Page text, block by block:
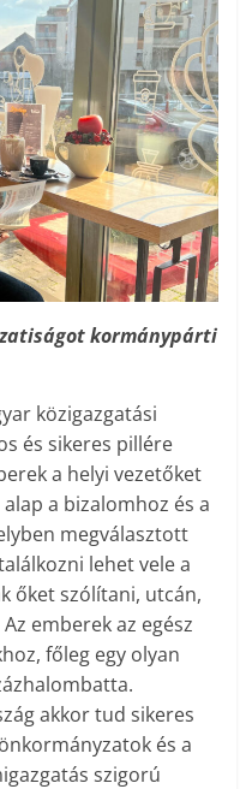
kormánypárti
közigazgatási
és sikeres pillére
a helyi vezetőket
a bizalomhoz és a
megválasztott
lehet vele a
őket szólítani, utcán,
emberek az egész
főleg egy olyan
akkor tud sikeres
és a
szigorú